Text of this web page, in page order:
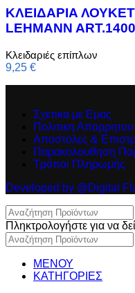
ΚΛΕΙΔΑΡΙΑ
LEHMANN
Κλειδαριές επίπλων
9,25 €
Σχετικα με Εμας
Πολιτικη Απορρητου
Αποστολες &
Παρακολουθηση
Τρόποι Πληρωμής
Developed by @Digital
Πληκτρολογήστε για να
ΜΕΝΟΥ
ΚΑΤΗΓΟΡΙΕΣ